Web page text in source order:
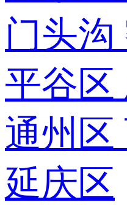
门头沟
平谷区
通州区
延庆区